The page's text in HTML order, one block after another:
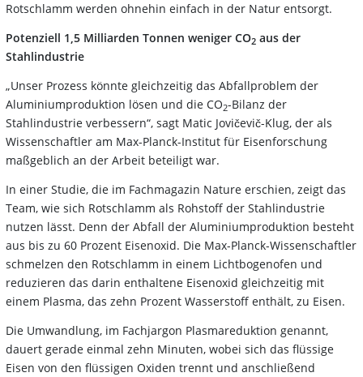
Rotschlamm werden ohnehin einfach in der Natur entsorgt.
Potenziell 1,5 Milliarden Tonnen weniger CO2 aus der
Stahlindustrie
„Unser Prozess könnte gleichzeitig das Abfallproblem der
Aluminiumproduktion lösen und die CO2-Bilanz der
Stahlindustrie verbessern“, sagt Matic Jovičevič-Klug, der als
Wissenschaftler am Max-Planck-Institut für Eisenforschung
maßgeblich an der Arbeit beteiligt war.
In einer Studie, die im Fachmagazin Nature erschien, zeigt das
Team, wie sich Rotschlamm als Rohstoff der Stahlindustrie
nutzen lässt. Denn der Abfall der Aluminiumproduktion besteht
aus bis zu 60 Prozent Eisenoxid. Die Max-Planck-Wissenschaftler
schmelzen den Rotschlamm in einem Lichtbogenofen und
reduzieren das darin enthaltene Eisenoxid gleichzeitig mit
einem Plasma, das zehn Prozent Wasserstoff enthält, zu Eisen.
Die Umwandlung, im Fachjargon Plasmareduktion genannt,
dauert gerade einmal zehn Minuten, wobei sich das flüssige
Eisen von den flüssigen Oxiden trennt und anschließend